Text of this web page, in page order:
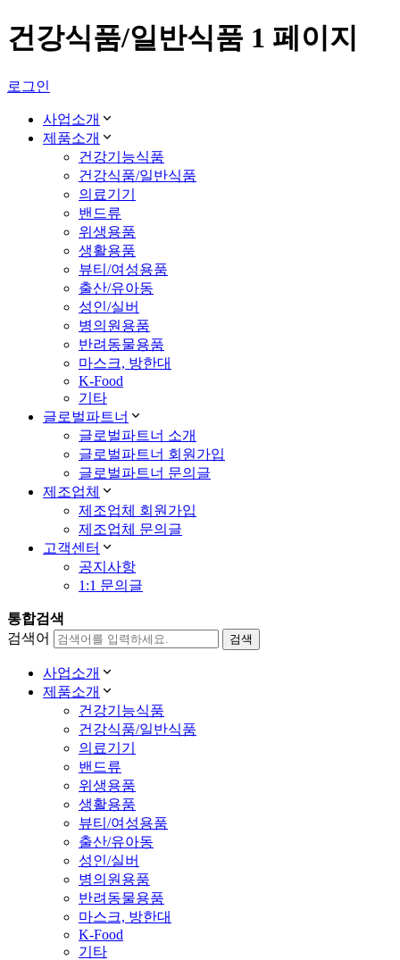
건강식품/일반식품 1 페이지
로그인
사업소개
제품소개
건강기능식품
건강식품/일반식품
의료기기
밴드류
위생용품
생활용품
뷰티/여성용품
출산/유아동
성인/실버
병의원용품
반려동물용품
마스크, 방한대
K-Food
기타
글로벌파트너
글로벌파트너 소개
글로벌파트너 회원가입
글로벌파트너 문의글
제조업체
제조업체 회원가입
제조업체 문의글
고객센터
공지사항
1:1 문의글
통합검색
검색어
사업소개
제품소개
건강기능식품
건강식품/일반식품
의료기기
밴드류
위생용품
생활용품
뷰티/여성용품
출산/유아동
성인/실버
병의원용품
반려동물용품
마스크, 방한대
K-Food
기타